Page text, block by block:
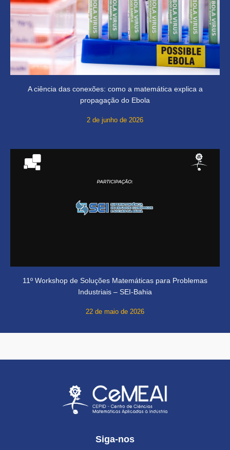
A ciência das conexões: como a matemática explica a
propagação do Ebola
2 de junho de 2026
11º Workshop de Soluções Matemáticas para Problemas
Industriais – SEI-Bahia
22 de maio de 2026
Siga-nos